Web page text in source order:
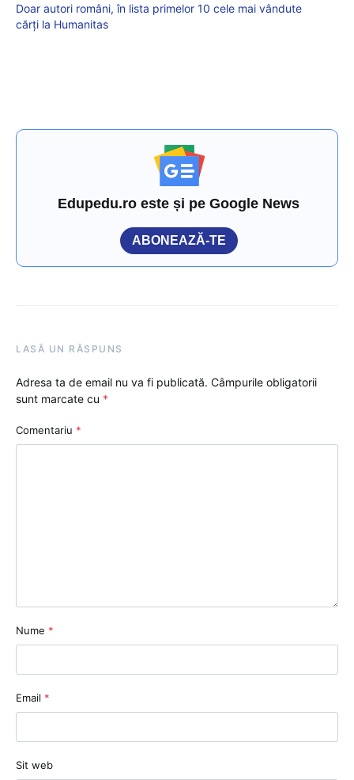
Doar autori români, în lista primelor 10 cele mai vândute
cărți la Humanitas
Edupedu.ro este și pe Google News
ABONEAZĂ-TE
LASĂ UN RĂSPUNS
Adresa ta de email nu va fi publicată. Câmpurile obligatorii
sunt marcate cu *
Comentariu *
Nume *
Email *
Sit web